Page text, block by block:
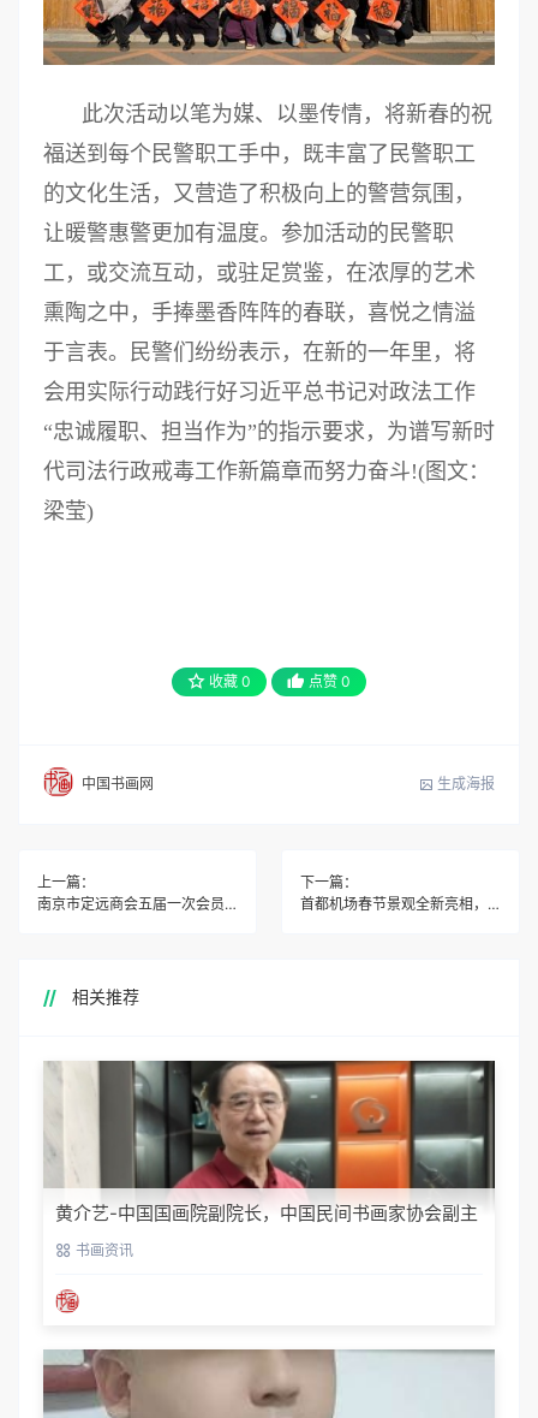
此次活动以笔为媒、以墨传情，将新春的祝
福送到每个民警职工手中，既丰富了民警职工
的文化生活，又营造了积极向上的警营氛围，
让暖警惠警更加有温度。参加活动的民警职
工，或交流互动，或驻足赏鉴，在浓厚的艺术
熏陶之中，手捧墨香阵阵的春联，喜悦之情溢
于言表。民警们纷纷表示，在新的一年里，将
会用实际行动践行好习近平总书记对政法工作
“忠诚履职、担当作为”的指示要求，为谱写新时
代司法行政戒毒工作新篇章而努力奋斗!(图文：
梁莹)
收藏 0 点赞 0
中国书画网 生成海报
上一篇：
南京市定远商会五届一次会员大会暨2025迎新春联谊会举办
下一篇：
首都机场春节景观全新亮相，开启新春暖心之旅
相关推荐
黄介艺-中国国画院副院长，中国民间书画家协会副主
席 书画资讯